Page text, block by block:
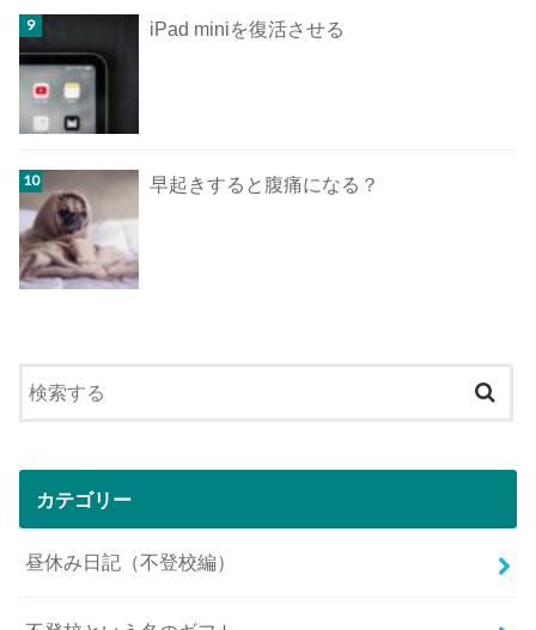
iPad miniを復活させる
早起きすると腹痛になる？
カテゴリー
昼休み日記（不登校編）